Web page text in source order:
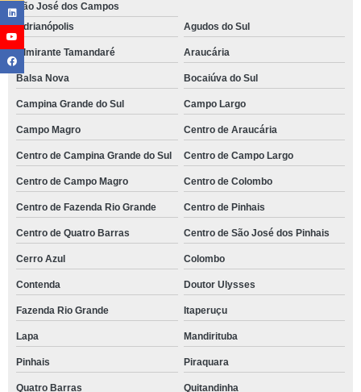
São José dos Campos
Adrianópolis
Agudos do Sul
Almirante Tamandaré Araucária
Balsa Nova Bocaiúva do Sul
Campina Grande do Sul Campo Largo
Campo Magro Centro de Araucária
Centro de Campina Grande do Sul Centro de Campo Largo
Centro de Campo Magro Centro de Colombo
Centro de Fazenda Rio Grande Centro de Pinhais
Centro de Quatro Barras Centro de São José dos Pinhais
Cerro Azul Colombo
Contenda Doutor Ulysses
Fazenda Rio Grande Itaperuçu
Lapa Mandirituba
Pinhais Piraquara
Quatro Barras Quitandinha